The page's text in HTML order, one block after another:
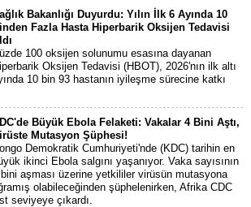
Bakanlığı Duyurdu: Yılın İlk 6 Ayında 10
Fazla Hasta Hiperbarik Oksijen Tedavisi
100 oksijen solunumu esasına dayanan
Oksijen Tedavisi (HBOT), 2026'nın ilk altı
10 bin 93 hastanın iyileşme sürecine katkı
Büyük Ebola Felaketi: Vakalar 4 Bini Aştı,
Mutasyon Şüphesi!
Demokratik Cumhuriyeti'nde (KDC) tarihin en
ikinci Ebola salgını yaşanıyor. Vaka sayısının
aşması üzerine yetkililer virüsün mutasyona
olabileceğinden şüphelenirken, Afrika CDC
seviyeye çıkardı.